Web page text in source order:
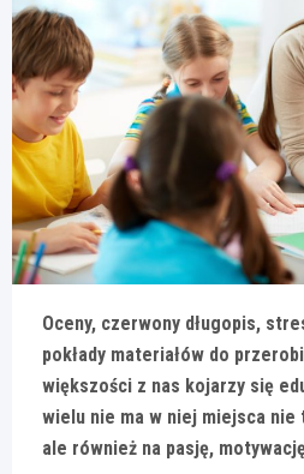
Oceny, czerwony długopis,
pokłady materiałów do
większości z nas kojarzy się
wielu nie ma w niej miejsca nie
ale również na pasję,